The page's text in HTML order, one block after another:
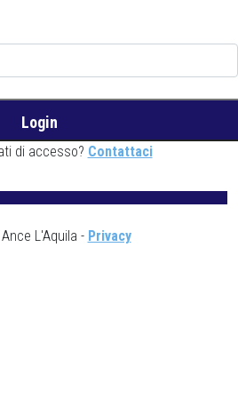
di accesso? Contattaci
L'Aquila - Privacy